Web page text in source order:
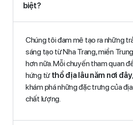
biệt?
Chúng tôi đam mê tạo ra những
sáng tạo từ Nha Trang, miền
hơn nữa. Mỗi chuyến tham quan
hứng từ thổ địa lâu năm nơi đây
khám phá những đặc trưng của
chất lượng.